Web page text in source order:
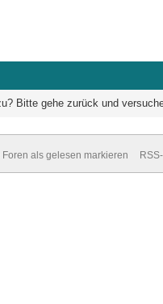
Bitte gehe zurück und
Foren als gelesen markieren